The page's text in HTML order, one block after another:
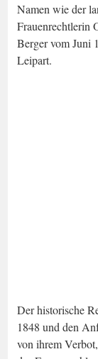
Namen wie der
Frauenrechtlerin
Berger vom Juni
Leipart.
Der historische
1848 und den
von ihrem